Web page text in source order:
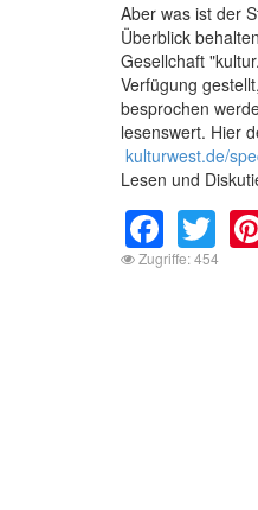
Aber was ist der
Überblick
Gesellchaft
Verfügung
besprochen
lesenswert. Hier
kulturwest.de/
Lesen und
Zugriffe: 454